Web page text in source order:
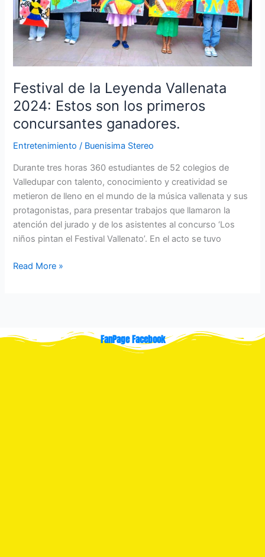
Festival de la Leyenda Vallenata
2024: Estos son los primeros
concursantes ganadores.
Entretenimiento / Buenisima Stereo
Durante tres horas 360 estudiantes de 52 colegios de
Valledupar con talento, conocimiento y creatividad se
metieron de lleno en el mundo de la música vallenata y sus
protagonistas, para presentar trabajos que llamaron la
atención del jurado y de los asistentes al concurso ‘Los
niños pintan el Festival Vallenato’. En el acto se tuvo
Estos
son
los
primeros
concursantes
Read More »
FanPage Facebook